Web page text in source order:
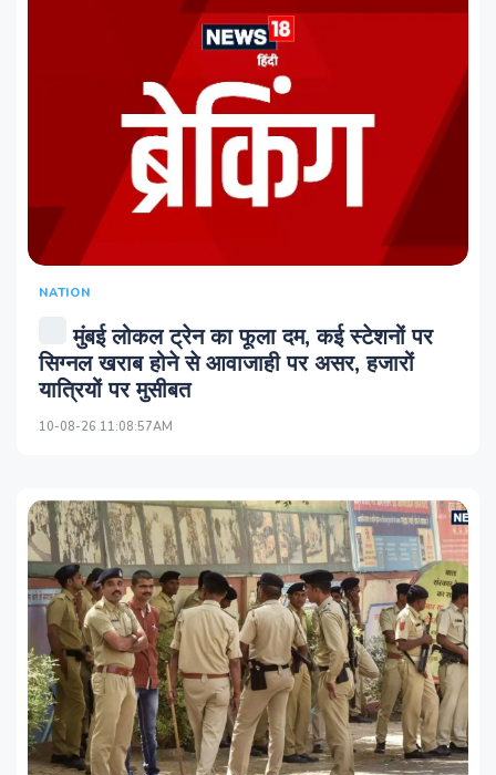
NATION
मुंबई लोकल ट्रेन का फूला दम, कई स्‍टेशनों पर
सिग्‍नल खराब होने से आवाजाही पर असर, हजारों
यात्रियों पर मुसीबत
10-08-26 11:08:57AM